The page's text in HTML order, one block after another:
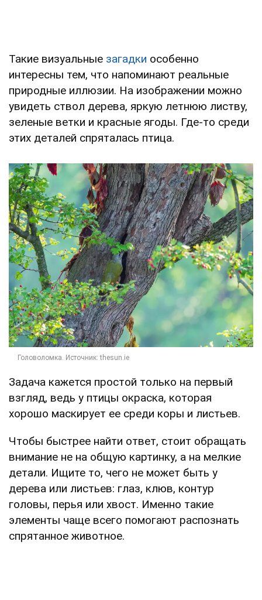
Такие визуальные загадки особенно
интересны тем, что напоминают реальные
природные иллюзии. На изображении можно
увидеть ствол дерева, яркую летнюю листву,
зеленые ветки и красные ягоды. Где-то среди
этих деталей спряталась птица.
Задача кажется простой только на первый
взгляд, ведь у птицы окраска, которая
хорошо маскирует ее среди коры и листьев.
Чтобы быстрее найти ответ, стоит обращать
внимание не на общую картинку, а на мелкие
детали. Ищите то, чего не может быть у
дерева или листьев: глаз, клюв, контур
головы, перья или хвост. Именно такие
элементы чаще всего помогают распознать
спрятанное животное.